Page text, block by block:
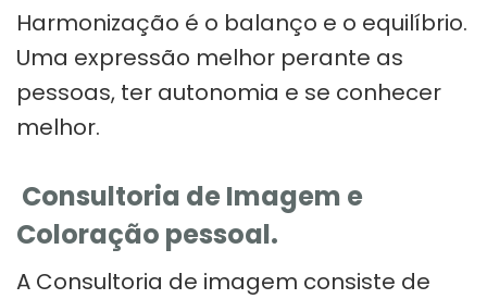
Harmonização é o balanço e o equilíbrio.
Uma expressão melhor perante as
pessoas, ter autonomia e se conhecer
melhor.
Consultoria de Imagem e
Coloração pessoal.
A Consultoria de imagem consiste de